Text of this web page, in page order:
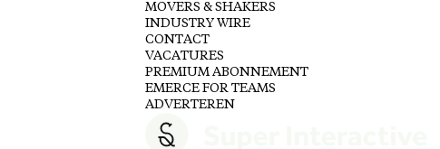
MOVERS & SHAKERS
INDUSTRY WIRE
CONTACT
VACATURES
PREMIUM ABONNEMENT
EMERCE FOR TEAMS
ADVERTEREN